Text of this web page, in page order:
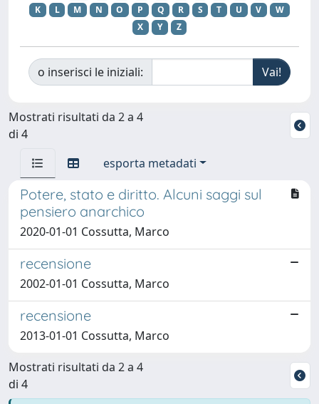
K
L M N O P Q R S T U V
W
X
Y Z
o inserisci le iniziali:
Mostrati risultati da 2 a 4
di 4
esporta metadati
Potere, stato e diritto. Alcuni saggi sul
pensiero anarchico
2020-01-01 Cossutta, Marco
recensione
2002-01-01 Cossutta, Marco
recensione
2013-01-01 Cossutta, Marco
Mostrati risultati da 2 a 4
di 4